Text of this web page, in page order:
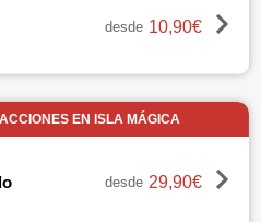
desde 10,90€
EN ISLA MÁGICA
desde 29,90€